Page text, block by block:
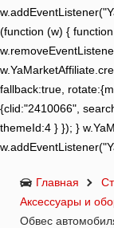
(function (w) {
fallback:true,
{clid:"2410066",
themeId:4 } }); }
Главная
Аксессуары и
Обвес